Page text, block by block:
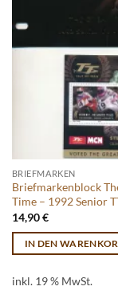
BRIEFMARKEN
Briefmarkenblock
Time – 1992 Senior
14,90€
IN DEN
inkl. 19 % MwSt.